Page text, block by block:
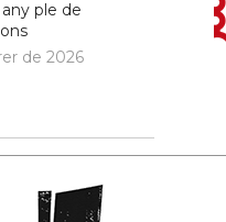
ple de
de 2026